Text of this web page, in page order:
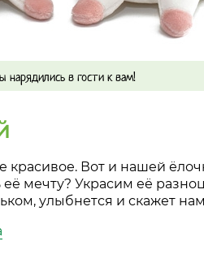
нарядились в гости к вам!
красивое. Вот и нашей
мечту? Украсим её
улыбнется и скажет